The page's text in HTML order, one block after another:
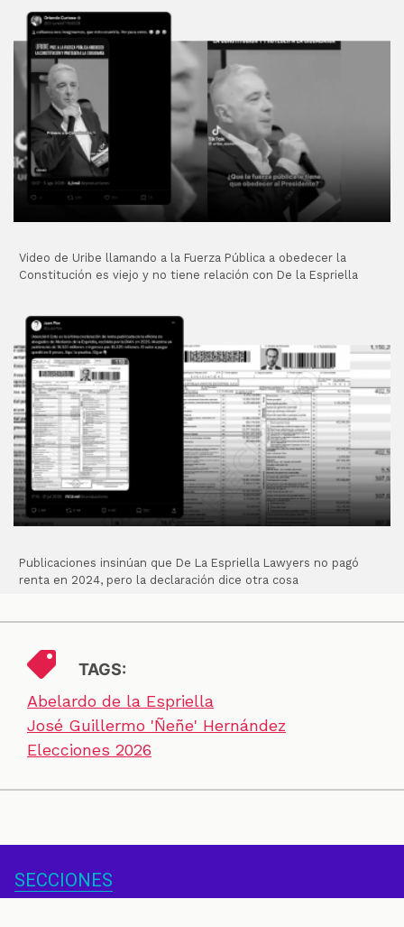
Video de Uribe llamando a la Fuerza Pública a obedecer la
Constitución es viejo y no tiene relación con De la Espriella
Publicaciones insinúan que De La Espriella Lawyers no pagó
renta en 2024, pero la declaración dice otra cosa
TAGS:
Abelardo de la Espriella
José Guillermo 'Ñeñe' Hernández
Elecciones 2026
SECCIONES